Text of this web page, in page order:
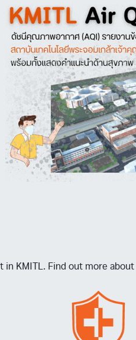
in KMITL. Find out more